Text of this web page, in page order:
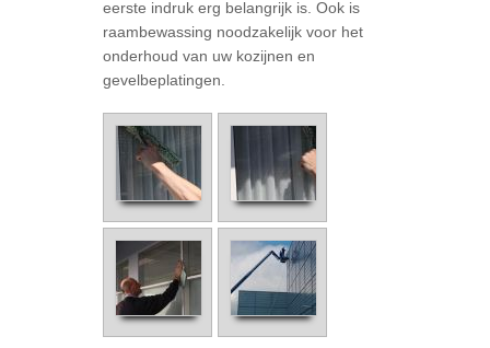
eerste indruk erg belangrijk is. Ook is
raambewassing noodzakelijk voor het
onderhoud van uw kozijnen en
gevelbeplatingen.